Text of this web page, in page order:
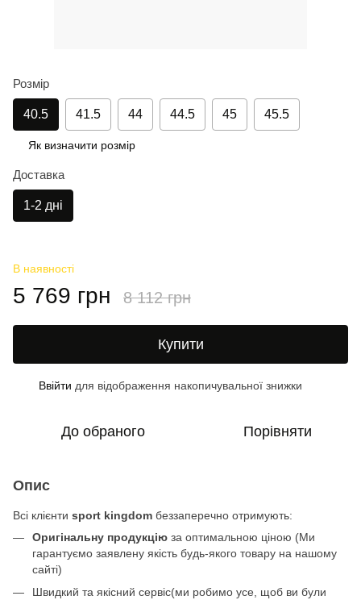
Розмір
40.5 41.5 44 44.5 45 45.5
Як визначити розмір
Доставка
1-2 дні
В наявності
5 769 грн 8 112 грн
Купити
Ввійти для відображення накопичувальної знижки
До обраного Порівняти
Опис
Всі клієнти sport kingdom беззаперечно отримують:
Оригінальну продукцію за оптимальною ціною (Ми
гарантуємо заявлену якість будь-якого товару на нашому
сайті)
Швидкий та якісний сервіс(ми робимо усе, щоб ви були